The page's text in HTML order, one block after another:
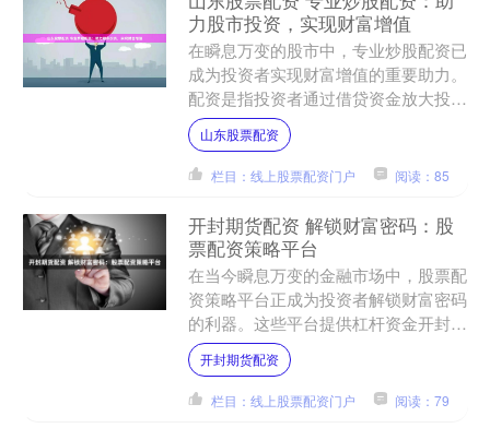
力股市投资，实现财富增值
在瞬息万变的股市中，专业炒股配资已
成为投资者实现财富增值的重要助力。
配资是指投资者通过借贷资金放大投资
额，从而提高收益率的一种方式。 1.
了解基本知识：在开始....
山东股票配资
栏目：线上股票配资门户 阅读：85
开封期货配资 解锁财富密码：股
票配资策略平台
在当今瞬息万变的金融市场中，股票配
资策略平台正成为投资者解锁财富密码
的利器。这些平台提供杠杆资金开封期
货配资，使投资者能够放大其投资组
合，从而获得更高的潜在回报....
开封期货配资
栏目：线上股票配资门户 阅读：79